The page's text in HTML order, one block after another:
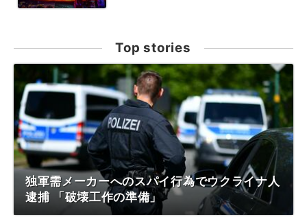
Top stories
独軍需メーカーへのスパイ行為でウクライナ人
逮捕 「破壊工作の準備」